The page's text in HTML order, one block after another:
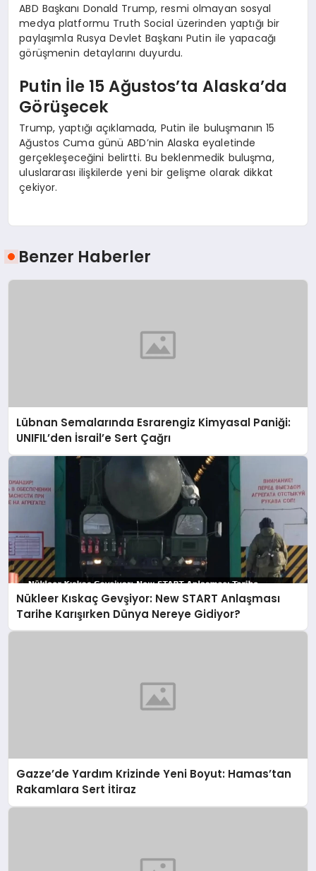
ABD Başkanı Donald Trump, resmi olmayan sosyal
medya platformu Truth Social üzerinden yaptığı bir
paylaşımla Rusya Devlet Başkanı Putin ile yapacağı
görüşmenin detaylarını duyurdu.
Putin İle 15 Ağustos’ta Alaska’da
Görüşecek
Trump, yaptığı açıklamada, Putin ile buluşmanın 15
Ağustos Cuma günü ABD’nin Alaska eyaletinde
gerçekleşeceğini belirtti. Bu beklenmedik buluşma,
uluslararası ilişkilerde yeni bir gelişme olarak dikkat
çekiyor.
Benzer Haberler
Lübnan Semalarında Esrarengiz Kimyasal Paniği:
UNIFIL’den İsrail’e Sert Çağrı
Nükleer Kıskaç Gevşiyor: New START Anlaşması
Tarihe Karışırken Dünya Nereye Gidiyor?
Gazze’de Yardım Krizinde Yeni Boyut: Hamas’tan
Rakamlara Sert İtiraz